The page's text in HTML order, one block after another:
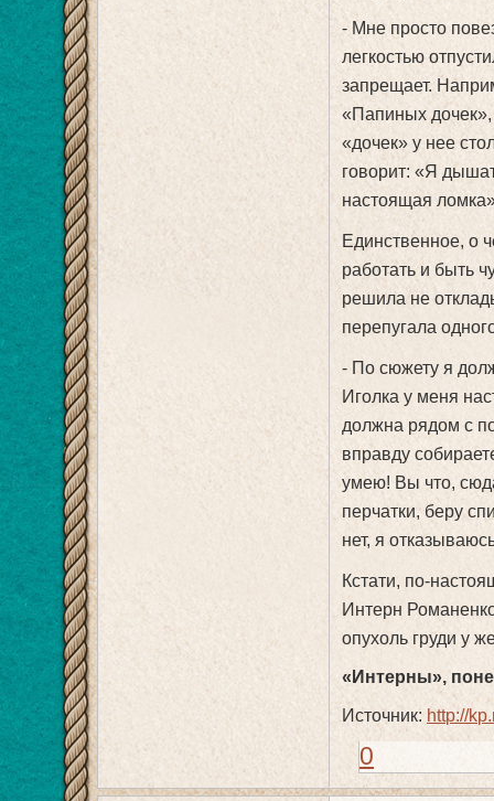
- Мне просто
легкостью
запрещает.
«Папиных дочек»,
«дочек» у нее
говорит: «Я
настоящая
Единственное, о
работать и быть
решила не
перепугала
- По сюжету я
Иголка у меня
должна рядом с
вправду
умею! Вы что,
перчатки, беру
нет, я
Кстати, по-
Интерн
опухоль груди у
«Интерны»,
Источник: http://
0